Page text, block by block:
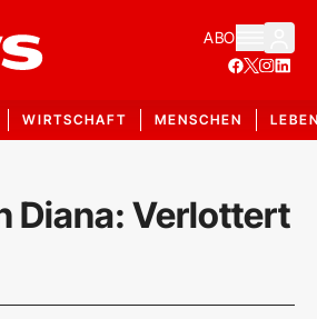
ABO
WIRTSCHAFT MENSCHEN
Diana: Verlottert